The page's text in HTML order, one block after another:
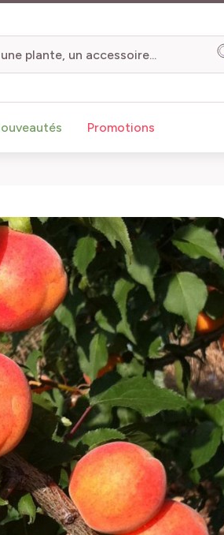
Promotions